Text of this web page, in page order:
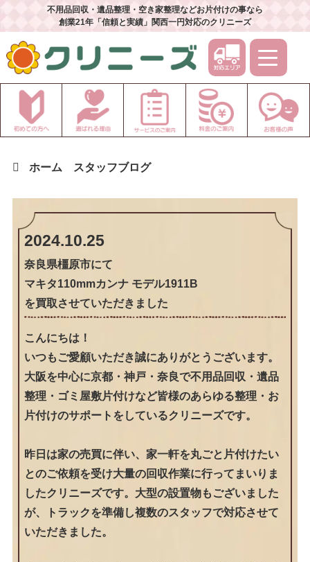
不用品回収・遺品整理・空き家整理などお片付けの事なら
創業21年「信頼と実績」関西一円対応のクリニーズ
ホーム スタッフブログ
2024.10.25
奈良県橿原市にて
マキタ110mmカンナ モデル1911B
を買取させていただきました
こんにちは！
いつもご愛顧いただき誠にありがとうございます。
大阪を中心に京都・神戸・奈良で不用品回収・遺品
整理・ゴミ屋敷片付けなど皆様のあらゆる整理・お
片付けのサポートをしているクリニーズです。
昨日は家の売買に伴い、家一軒を丸ごと片付けたい
とのご依頼を受け大量の回収作業に行ってまいりま
したクリニーズです。大型の設置物もございました
が、トラックを準備し複数のスタッフで対応させて
いただきました。